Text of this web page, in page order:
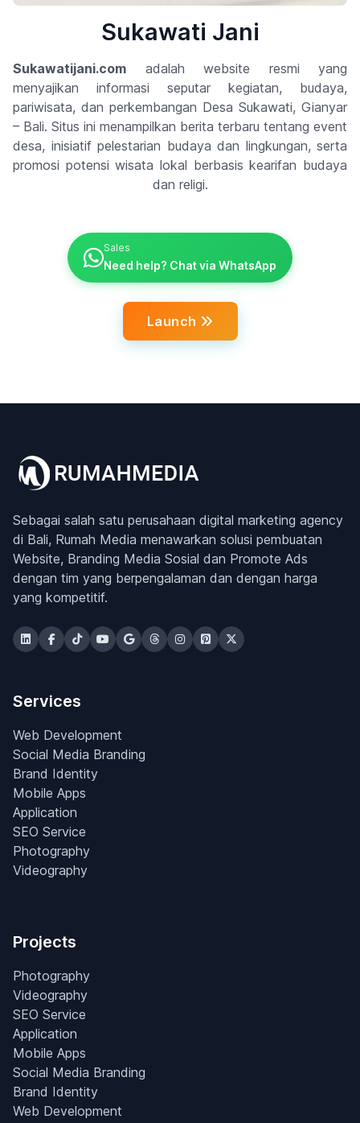
Sukawati Jani
Sukawatijani.com adalah website resmi yang
menyajikan informasi seputar kegiatan, budaya,
pariwisata, dan perkembangan Desa Sukawati, Gianyar
– Bali. Situs ini menampilkan berita terbaru tentang event
desa, inisiatif pelestarian budaya dan lingkungan, serta
promosi potensi wisata lokal berbasis kearifan budaya
dan religi.
Sales
Need help? Chat via WhatsApp
Launch
Sebagai salah satu perusahaan digital marketing agency
di Bali, Rumah Media menawarkan solusi pembuatan
Website, Branding Media Sosial dan Promote Ads
dengan tim yang berpengalaman dan dengan harga
yang kompetitif.
Services
Web Development
Social Media Branding
Brand Identity
Mobile Apps
Application
SEO Service
Photography
Videography
Projects
Photography
Videography
SEO Service
Application
Mobile Apps
Social Media Branding
Brand Identity
Web Development